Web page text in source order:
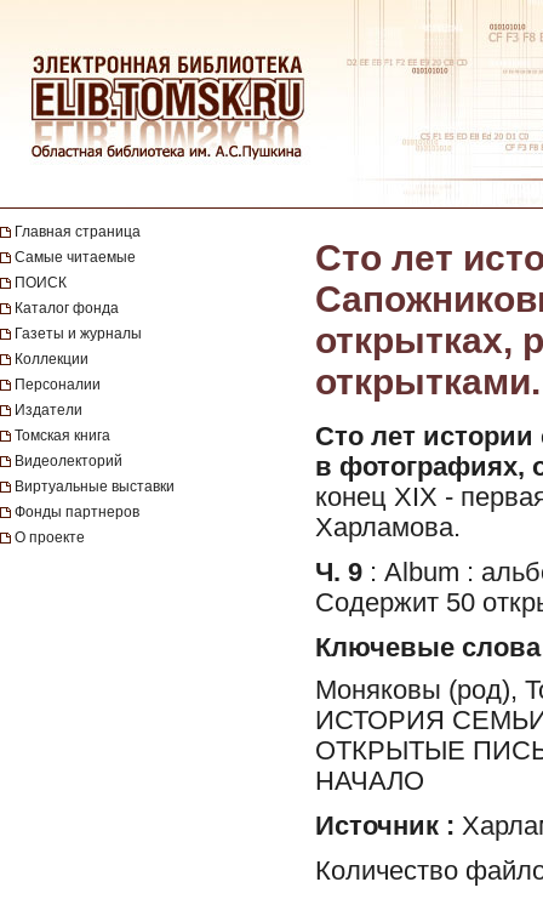
Главная страница
Самые читаемые
ПОИСК
Каталог фонда
Газеты и журналы
Коллекции
Персоналии
Издатели
Томская книга
Видеолекторий
Виртуальные выставки
Фонды партнеров
О проекте
Сто лет
открытках,
Сто лет
в фотографиях,
конец XIX -
Харламова.
Ч. 9 : Album :
Содержит 50
Ключевые слова
Моняковы (род),
ИСТОРИЯ
ОТКРЫТЫЕ
НАЧАЛО
Источник :
Количество